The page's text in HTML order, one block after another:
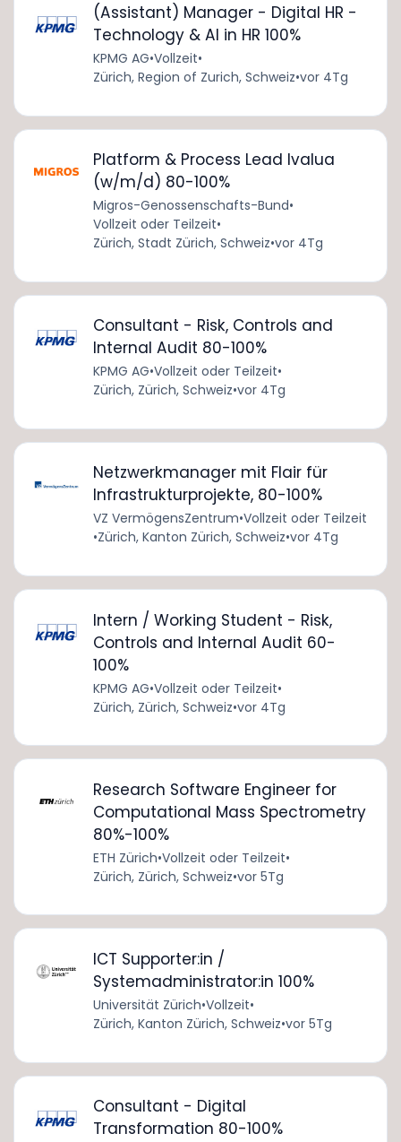
(Assistant) Manager - Digital HR -
Technology & AI in HR 100%
KPMG AG•Vollzeit•
Zürich, Region of Zurich, Schweiz•vor 4Tg
Platform & Process Lead Ivalua
(w/m/d) 80-100%
Migros-Genossenschafts-Bund•
Vollzeit oder Teilzeit•
Zürich, Stadt Zürich, Schweiz•vor 4Tg
Consultant - Risk, Controls and
Internal Audit 80-100%
KPMG AG•Vollzeit oder Teilzeit•
Zürich, Zürich, Schweiz•vor 4Tg
Netzwerkmanager mit Flair für
Infrastrukturprojekte, 80-100%
VZ VermögensZentrum•Vollzeit oder Teilzeit
•Zürich, Kanton Zürich, Schweiz•vor 4Tg
Intern / Working Student - Risk,
Controls and Internal Audit 60-
100%
KPMG AG•Vollzeit oder Teilzeit•
Zürich, Zürich, Schweiz•vor 4Tg
Research Software Engineer for
Computational Mass Spectrometry
80%-100%
ETH Zürich•Vollzeit oder Teilzeit•
Zürich, Zürich, Schweiz•vor 5Tg
ICT Supporter:in /
Systemadministrator:in 100%
Universität Zürich•Vollzeit•
Zürich, Kanton Zürich, Schweiz•vor 5Tg
Consultant - Digital
Transformation 80-100%